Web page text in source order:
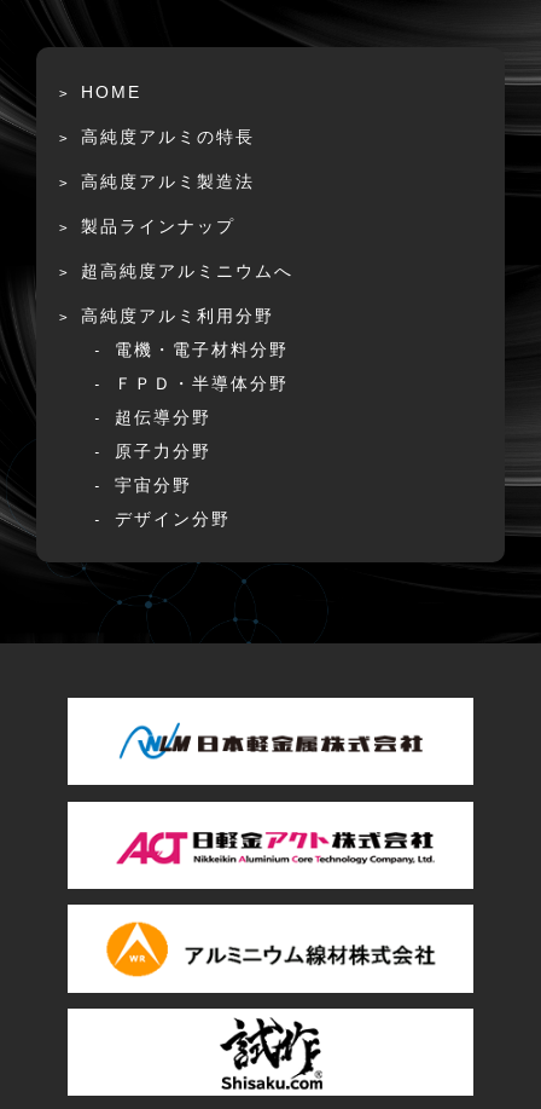
HOME
高純度アルミの特長
高純度アルミ製造法
製品ラインナップ
超高純度アルミニウムへ
高純度アルミ利用分野
電機・電子材料分野
ＦＰＤ・半導体分野
超伝導分野
原子力分野
宇宙分野
デザイン分野